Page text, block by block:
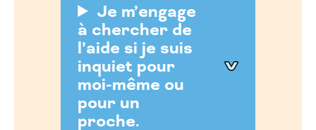
Je m’engage
à chercher de
l’aide si je suis
inquiet pour
moi-même ou
pour un
proche.